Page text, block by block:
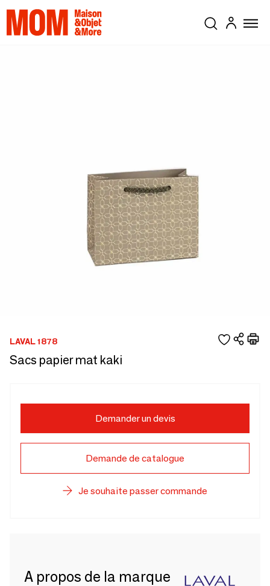
LAVAL 1878
Sacs papier mat kaki
Demander un devis
Demande de catalogue
Je souhaite passer commande
A propos de la marque